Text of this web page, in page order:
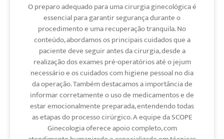
O preparo adequado para uma cirurgia ginecológica é
essencial para garantir segurança durante o
procedimento e uma recuperação tranquila. No
conteúdo, abordamos os principais cuidados que a
paciente deve seguir antes da cirurgia, desde a
realização dos exames pré-operatórios até o jejum
necessário e os cuidados com higiene pessoal no dia
da operação. Também destacamos a importância de
informar corretamente o uso de medicamentos e de
estar emocionalmente preparada, entendendo todas
as etapas do processo cirúrgico. A equipe da SCOPE
Ginecologia oferece apoio completo, com